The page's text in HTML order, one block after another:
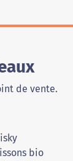
de vente.
bio